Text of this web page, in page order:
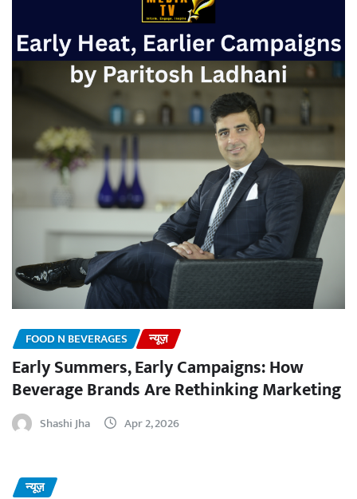
FOOD N BEVERAGES न्यूज़
Early Summers, Early Campaigns: How
Beverage Brands Are Rethinking Marketing
Shashi Jha Apr 2, 2026
न्यूज़